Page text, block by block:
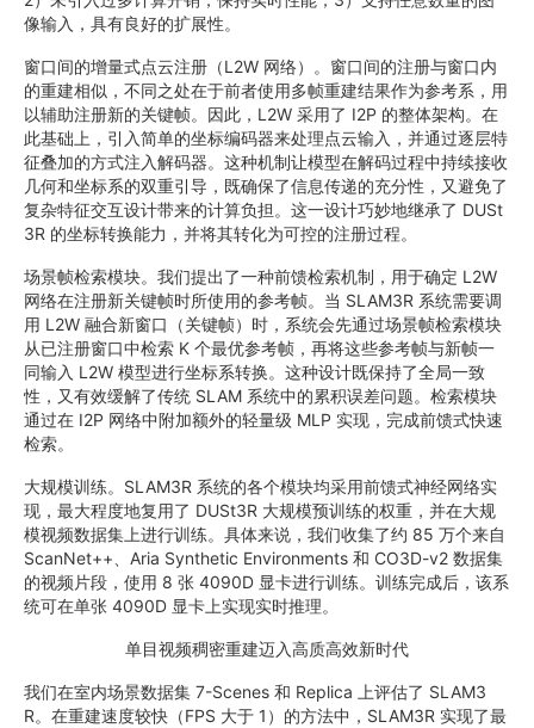
像输入，具有良好的扩展性。
窗口间的增量式点云注册（L2W 网络）。窗口间的注册与窗口内
的重建相似，不同之处在于前者使用多帧重建结果作为参考系，用
以辅助注册新的关键帧。因此，L2W 采用了 I2P 的整体架构。在
此基础上，引入简单的坐标编码器来处理点云输入，并通过逐层特
征叠加的方式注入解码器。这种机制让模型在解码过程中持续接收
几何和坐标系的双重引导，既确保了信息传递的充分性，又避免了
复杂特征交互设计带来的计算负担。这一设计巧妙地继承了 DUSt
3R 的坐标转换能力，并将其转化为可控的注册过程。
场景帧检索模块。我们提出了一种前馈检索机制，用于确定 L2W
网络在注册新关键帧时所使用的参考帧。当 SLAM3R 系统需要调
用 L2W 融合新窗口（关键帧）时，系统会先通过场景帧检索模块
从已注册窗口中检索 K 个最优参考帧，再将这些参考帧与新帧一
同输入 L2W 模型进行坐标系转换。这种设计既保持了全局一致
性，又有效缓解了传统 SLAM 系统中的累积误差问题。检索模块
通过在 I2P 网络中附加额外的轻量级 MLP 实现，完成前馈式快速
检索。
大规模训练。SLAM3R 系统的各个模块均采用前馈式神经网络实
现，最大程度地复用了 DUSt3R 大规模预训练的权重，并在大规
模视频数据集上进行训练。具体来说，我们收集了约 85 万个来自
ScanNet++、Aria Synthetic Environments 和 CO3D-v2 数据集
的视频片段，使用 8 张 4090D 显卡进行训练。训练完成后，该系
统可在单张 4090D 显卡上实现实时推理。
单目视频稠密重建迈入高质高效新时代
我们在室内场景数据集 7-Scenes 和 Replica 上评估了 SLAM3
R。在重建速度较快（FPS 大于 1）的方法中，SLAM3R 实现了最